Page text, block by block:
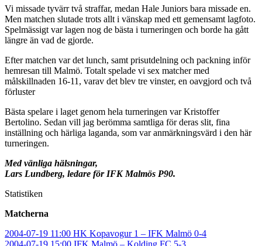
Vi missade tyvärr två straffar, medan Hale Juniors bara missade en.
Men matchen slutade trots allt i vänskap med ett gemensamt lagfoto.
Spelmässigt var lagen nog de bästa i turneringen och borde ha gått
längre än vad de gjorde.
Efter matchen var det lunch, samt prisutdelning och packning inför
hemresan till Malmö. Totalt spelade vi sex matcher med
målskillnaden 16-11, varav det blev tre vinster, en oavgjord och två
förluster
Bästa spelare i laget genom hela turneringen var Kristoffer
Bertolino. Sedan vill jag berömma samtliga för deras slit, fina
inställning och härliga laganda, som var anmärkningsvärd i den här
turneringen.
Med vänliga hälsningar,
Lars Lundberg, ledare för IFK Malmös P90.
Statistiken
Matcherna
2004-07-19 11:00 HK Kopavogur 1 – IFK Malmö 0-4
2004-07-19 15:00 IFK Malmö – Kolding FC 5-3